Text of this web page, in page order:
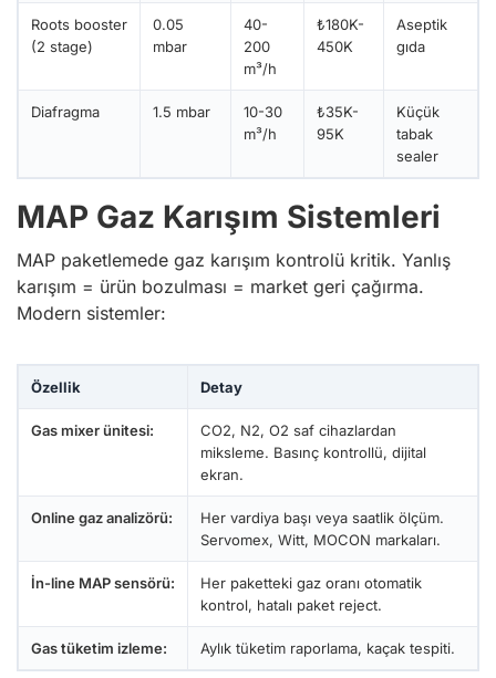
Roots booster
(2 stage)
0.05
mbar
40-
200
m³/h
₺180K-
450K
Aseptik
gıda
Diafragma 1.5 mbar
10-30
m³/h
₺35K-
95K
Küçük
tabak
sealer
MAP Gaz Karışım Sistemleri
MAP paketlemede gaz karışım kontrolü kritik. Yanlış
karışım = ürün bozulması = market geri çağırma.
Modern sistemler:
Özellik Detay
Gas mixer ünitesi:
CO2, N2, O2 saf cihazlardan
miksleme. Basınç kontrollü, dijital
ekran.
Online gaz analizörü:
Her vardiya başı veya saatlik ölçüm.
Servomex, Witt, MOCON markaları.
İn-line MAP sensörü:
Her paketteki gaz oranı otomatik
kontrol, hatalı paket reject.
Gas tüketim izleme: Aylık tüketim raporlama, kaçak tespiti.